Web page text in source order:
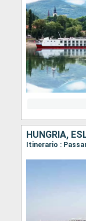
HUNGRÍA,
Itinerario :